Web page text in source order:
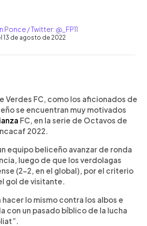
Ponce / Twitter: @_FP11
13 de agosto de 2022
artículo
Verdes FC, como los aficionados de
se encuentran muy motivados
FC, en la serie de Octavos de
2022.
equipo beliceño avanzar de ronda
luego de que los verdolagas
(2-2, en el global), por el criterio
gol de visitante.
hacer lo mismo contra los albos e
con un pasado bíblico de la lucha